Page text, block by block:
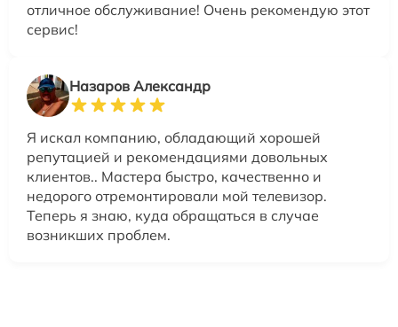
отличное обслуживание! Очень рекомендую этот
сервис!
Назаров Александр
Я искал компанию, обладающий хорошей
репутацией и рекомендациями довольных
клиентов.. Мастера быстро, качественно и
недорого отремонтировали мой телевизор.
Теперь я знаю, куда обращаться в случае
возникших проблем.